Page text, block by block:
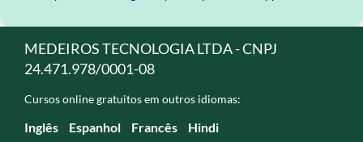
MEDEIROS TECNOLOGIA LTDA - CNPJ
24.471.978/0001-08
Cursos online gratuitos em outros idiomas:
Inglês Espanhol Francês Hindi